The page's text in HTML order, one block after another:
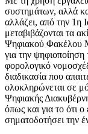
συστημάτων, αλλά
αλλάζει, από την 1η
μεταβιβάζονται τα
Ψηφιακού Φακέλου
για την
φορολογικό
διαδικασία που
ολοκληρώνεται σε
Ψηφιακής
όπως και για το ότι
σηματοδοτήσει την